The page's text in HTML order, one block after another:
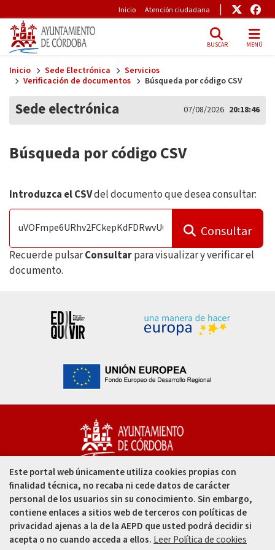
Pre-Header
Inicio Atención ciudadana Enlace
BUSCAR MENÚ
Inicio Sede Electrónica
Servicios
Verificación de documentos
Búsqueda por código CSV
Sede electrónica 07/08/2026 20:18:47
Búsqueda por código CSV
Introduzca el CSVdel documento que desea consultar:
Consultar
Recuerde pulsarConsultarpara visualizar y verificar el
documento.
Capitulares, 1. 14002
Córdoba - España
957 49 99 00
957 47 80 50
Este portal web únicamente utiliza cookies propias con
finalidad técnica, no recaba ni cede datos de carácter
personal de los usuarios sin su conocimiento. Sin embargo,
contiene enlaces a sitios web de terceros con políticas de
privacidad ajenas a la de la AEPD que usted podrá decidir si
acepta o no cuando acceda a ellos. Leer Política de cookies